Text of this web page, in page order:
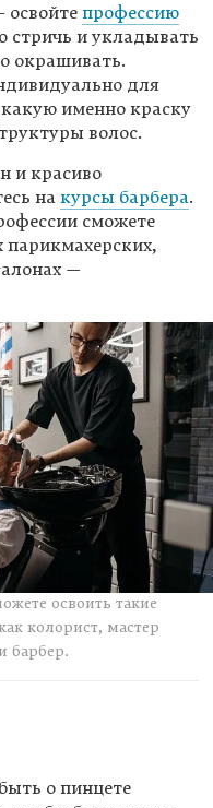
освойтепрофессию
стричь и укладывать
окрашивать.
для
именно краску
волос.
и красиво
на курсы барбера.
сможете
парикмахерских,
—
освоить такие
колорист, мастер
барбер.
о пинцете